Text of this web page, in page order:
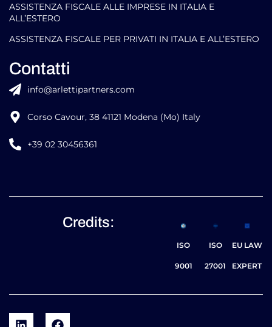
ASSISTENZA FISCALE ALLE IMPRESE IN ITALIA E
ALL’ESTERO
ASSISTENZA FISCALE PER PRIVATI IN ITALIA E ALL’ESTERO
Contatti
info@arlettipartners.com
Corso Cavour, 38 41121 Modena (Mo) Italy
+39 02 30456361
Credits:
ISO
9001
ISO
27001
EU LAW
EXPERT